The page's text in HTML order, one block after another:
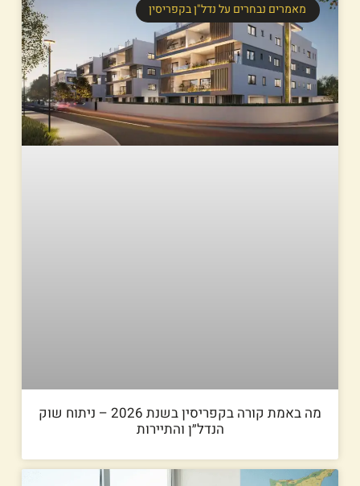
מאמרים נבחרים על נדל"ן בקפריסין
מה באמת קורה בקפריסין בשנת 2026 – ניתוח שוק
הנדל״ן והתיירות